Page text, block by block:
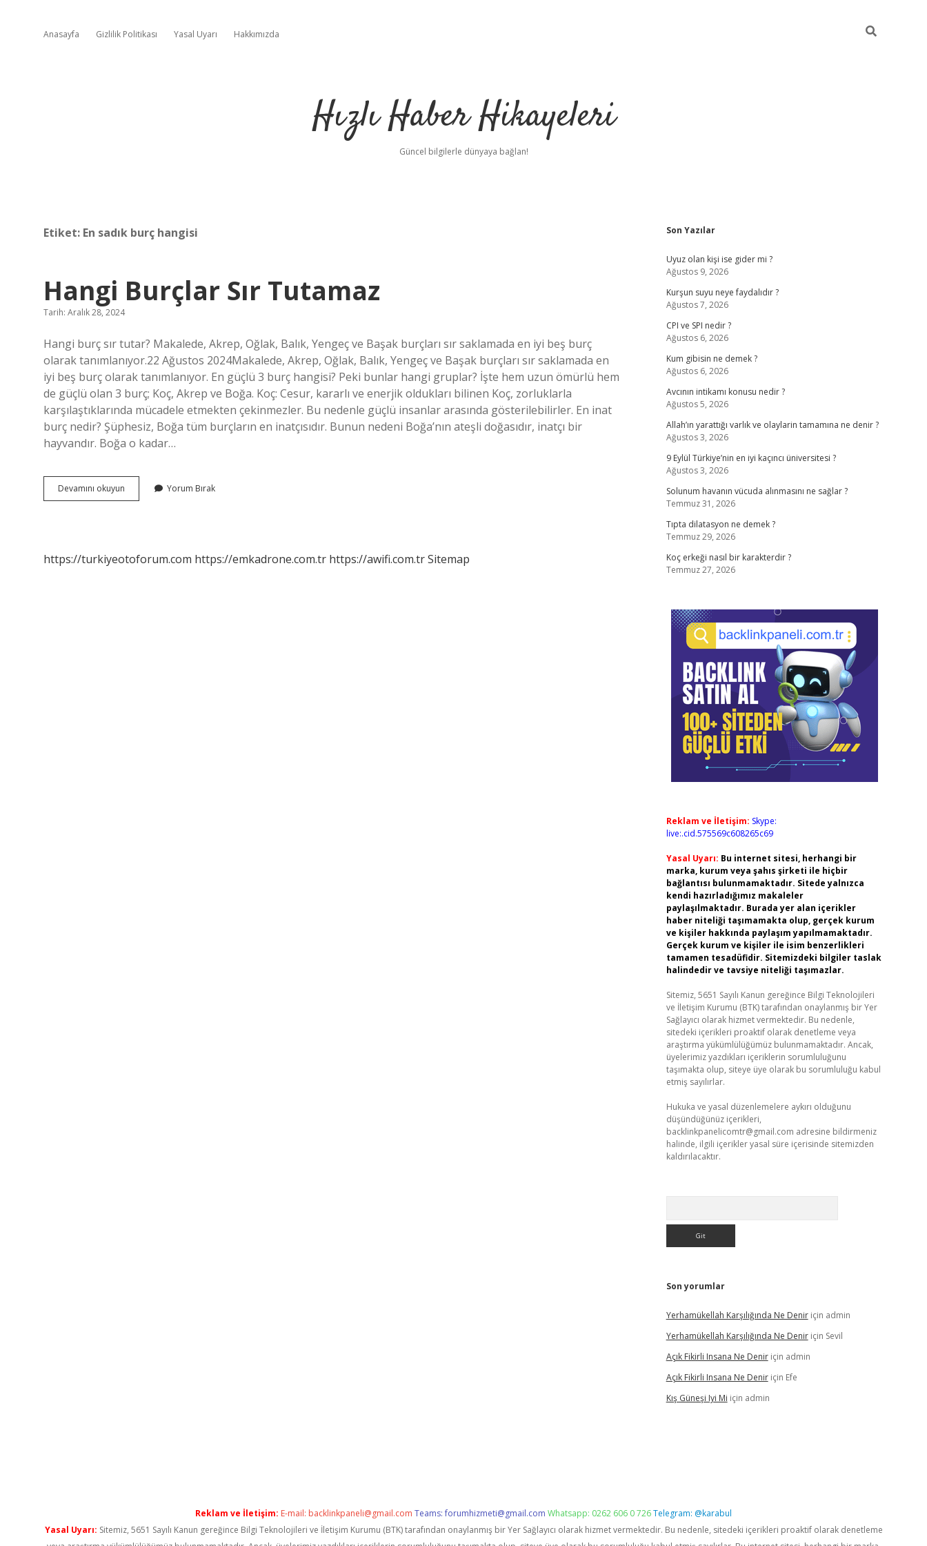
Anasayfa Gizlilik Politikası Yasal Uyarı Hakkımızda
Hızlı Haber Hikayeleri
Güncel bilgilerle dünyaya bağlan!
Etiket: En sadık burç hangisi
Hangi Burçlar Sır Tutamaz
Tarih: Aralık 28, 2024
Hangi burç sır tutar? Makalede, Akrep, Oğlak, Balık, Yengeç ve Başak burçları sır saklamada en iyi beş burç
olarak tanımlanıyor.22 Ağustos 2024Makalede, Akrep, Oğlak, Balık, Yengeç ve Başak burçları sır saklamada en
iyi beş burç olarak tanımlanıyor. En güçlü 3 burç hangisi? Peki bunlar hangi gruplar? İşte hem uzun ömürlü hem
de güçlü olan 3 burç; Koç, Akrep ve Boğa. Koç: Cesur, kararlı ve enerjik oldukları bilinen Koç, zorluklarla
karşılaştıklarında mücadele etmekten çekinmezler. Bu nedenle güçlü insanlar arasında gösterilebilirler. En inat
burç nedir? Şüphesiz, Boğa tüm burçların en inatçısıdır. Bunun nedeni Boğa’nın ateşli doğasıdır, inatçı bir
hayvandır. Boğa o kadar…
Devamını okuyun
Burçlar
Yorum Bırak
https://turkiyeotoforum.com https://emkadrone.com.tr https://awifi.com.trSitemap
Sidebar
Son Yazılar
Uyuz olan kişi ise gider mi ?
Ağustos 9, 2026
Kurşun suyu neye faydalıdır ?
Ağustos 7, 2026
CPI ve SPI nedir ?
Ağustos 6, 2026
Kum gibisin ne demek ?
Ağustos 6, 2026
Avcının intikamı konusu nedir ?
Ağustos 5, 2026
Allah’ın yarattığı varlık ve olaylarin tamamına ne denir ?
Ağustos 3, 2026
9 Eylül Türkiye’nin en iyi kaçıncı üniversitesi ?
Ağustos 3, 2026
Solunum havanın vücuda alınmasını ne sağlar ?
Temmuz 31, 2026
Tıpta dilatasyon ne demek ?
Temmuz 29, 2026
Koç erkeği nasıl bir karakterdir ?
Temmuz 27, 2026
Reklam ve İletişim: Skype:
live:.cid.575569c608265c69
Yasal Uyarı: Bu internet sitesi, herhangi bir
marka, kurum veya şahıs şirketi ile hiçbir
bağlantısı bulunmamaktadır. Sitede yalnızca
kendi hazırladığımız makaleler
paylaşılmaktadır. Burada yer alan içerikler
haber niteliği taşımamakta olup, gerçek kurum
ve kişiler hakkında paylaşım yapılmamaktadır.
Gerçek kurum ve kişiler ile isim benzerlikleri
tamamen tesadüfidir. Sitemizdeki bilgiler taslak
halindedir ve tavsiye niteliği taşımazlar.
Sitemiz, 5651 Sayılı Kanun gereğince Bilgi Teknolojileri
ve İletişim Kurumu (BTK) tarafından onaylanmış bir Yer
Sağlayıcı olarak hizmet vermektedir. Bu nedenle,
sitedeki içerikleri proaktif olarak denetleme veya
araştırma yükümlülüğümüz bulunmamaktadır. Ancak,
üyelerimiz yazdıkları içeriklerin sorumluluğunu
taşımakta olup, siteye üye olarak bu sorumluluğu kabul
etmiş sayılırlar.
Hukuka ve yasal düzenlemelere aykırı olduğunu
düşündüğünüz içerikleri,
backlinkpanelicomtr@gmail.com adresine bildirmeniz
halinde, ilgili içerikler yasal süre içerisinde sitemizden
kaldırılacaktır.
Son yorumlar
Yerhamükellah Karşılığında Ne Deniriçin admin
Yerhamükellah Karşılığında Ne Deniriçin Sevil
Açık Fikirli Insana Ne Deniriçin admin
Açık Fikirli Insana Ne Deniriçin Efe
Kış Güneşi Iyi Mi için admin
Reklam ve İletişim: E-mail: backlinkpaneli@gmail.com Teams:forumhizmeti@gmail.com Whatsapp: 0262 606 0 726Telegram: @karabul
Yasal Uyarı: Sitemiz, 5651 Sayılı Kanun gereğince Bilgi Teknolojileri ve İletişim Kurumu (BTK) tarafından onaylanmış bir Yer Sağlayıcı olarak hizmet vermektedir. Bu nedenle, sitedeki içerikleri proaktif olarak denetleme